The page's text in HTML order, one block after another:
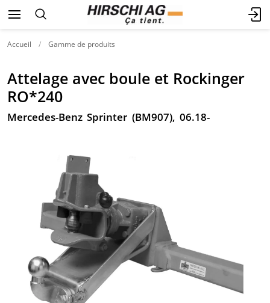
Accueil Gamme de produits
Attelage avec boule et Rockinger
RO*240
Mercedes-Benz Sprinter (BM907), 06.18-